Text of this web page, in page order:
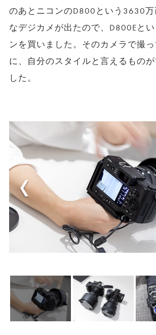
のあとニコンのD800という3630
なデジカメが出たので、D800Eと
ンを買いました。そのカメラで撮
に、自分のスタイルと言えるもの
した。